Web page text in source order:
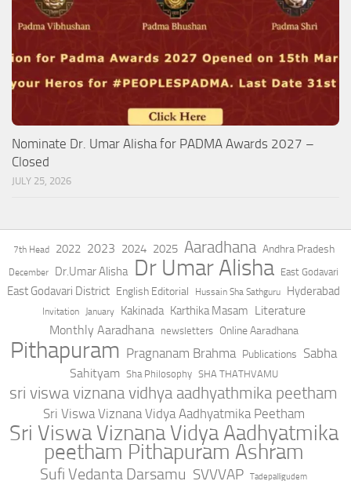
Nominate Dr. Umar Alisha for PADMA Awards 2027 –
Closed
JULY 25, 2026
7th Head 2022 2023 2024 2025 Aaradhana Andhra Pradesh
December Dr.Umar Alisha Dr Umar Alisha East Godavari
East Godavari District English Editorial Hussain Sha Sathguru Hyderabad
Invitation January Kakinada Karthika Masam Literature
Monthly Aaradhana
newsletters Online Aaradhana
Pithapuram Pragnanam Brahma Publications Sabha
Sahityam Sha Philosophy SHA THATHVAMU
sri viswa viznana vidhya aadhyathmika peetham
Sri Viswa Viznana Vidya Aadhyatmika Peetham
Sri Viswa Viznana Vidya Aadhyatmika
peetham Pithapuram Ashram
Sufi Vedanta Darsamu SVVVAP Tadepalligudem